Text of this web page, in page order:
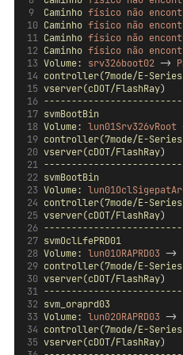
Caminho físico não
Caminho físico não
Caminho físico não
Caminho físico não
Volume:
srv326boot02 ->
controller(7mode/E-Series
vserver(cDOT/FlashRay)
svmBootBin
Volume: lun01Srv326vRoot
controller(7mode/E-Series
vserver(cDOT/FlashRay)
svmBootBin
Volume:
controller(7mode/E-Series
vserver(cDOT/FlashRay)
svmOclLfePRD01
Volume: lun01ORAPRD03 ->
controller(7mode/E-Series
vserver(cDOT/FlashRay)
svm_oraprd03
Volume: lun02ORAPRD03 ->
controller(7mode/E-Series
vserver(cDOT/FlashRay)